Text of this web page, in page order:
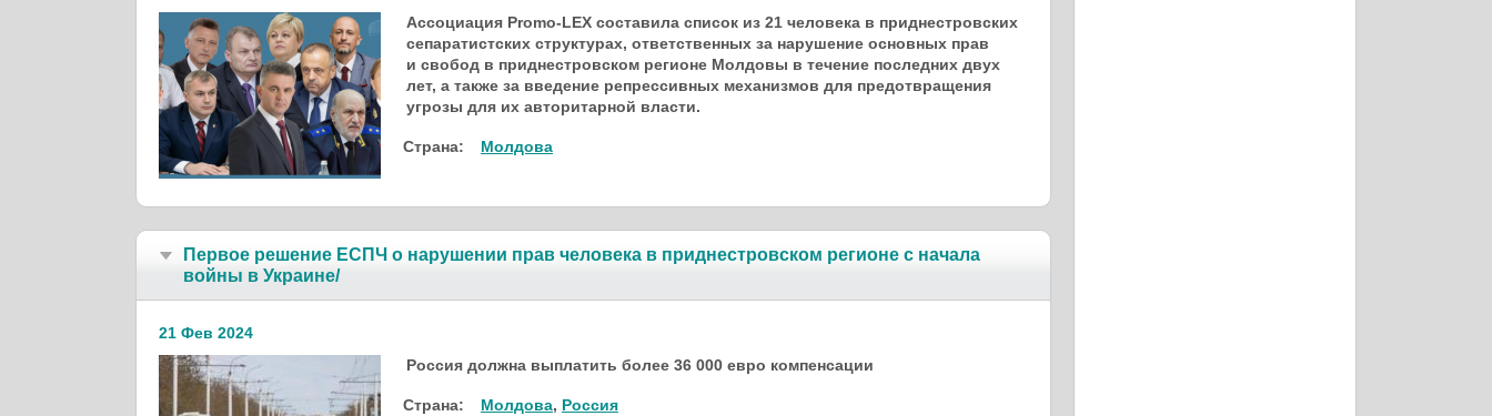
Ассоциация Promo-LEX составила список из 21 человека в приднестровских
сепаратистских структурах, ответственных за нарушение основных прав
и свобод в приднестровском регионе Молдовы в течение последних двух
лет, а также за введение репрессивных механизмов для предотвращения
угрозы для их авторитарной власти.
Страна: Молдова
Первое решение ЕСПЧ о нарушении прав человека в приднестровском регионе с начала
войны в Украине/
21 Фев 2024
Россия должна выплатить более 36 000 евро компенсации
Страна: Молдова, Россия